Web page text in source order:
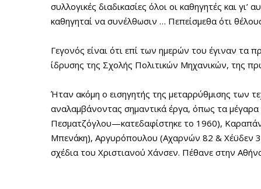
συλλογικές διαδικασίες όλοι οι καθηγητές και
καθηγηταί να συνέλθωσιν … Πεπείσμεθα ότι
Γεγονός είναι ότι επί των ημερών του έγιναν τα
ίδρυσης της Σχολής Πολιτικών Μηχανικών, της
Ήταν ακόμη ο εισηγητής της μεταρρύθμισης των
αναλαμβάνοντας σημαντικά έργα, όπως τα
Πεσματζόγλου—κατεδαφίστηκε το 1960),
Μπενάκη), Αργυρόπουλου (Αχαρνών 82 & Χέϋδεν
σχέδια του Χριστιανού Χάνσεν. Πέθανε στην